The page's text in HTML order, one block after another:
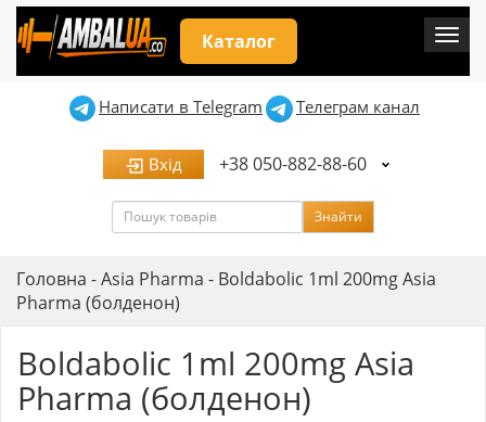
Каталог
Написати в Telegram Телеграм канал
Вхід +38 050-882-88-60
Пошук Знайти
Головна -Asia Pharma - Boldabolic 1ml 200mg Asia
Pharma (болденон)
Boldabolic 1ml 200mg Asia
Pharma (болденон)